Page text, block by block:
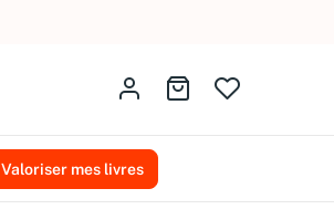
Identifiez-vousAller au panier
Valoriser mes livres